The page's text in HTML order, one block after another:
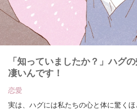
「知っていましたか？」ハグ
凄いんです！
恋愛
実は、ハグには私たちの心と体に驚く